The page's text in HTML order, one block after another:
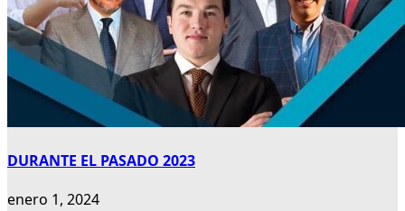
DURANTE EL PASADO 2023
enero 1, 2024